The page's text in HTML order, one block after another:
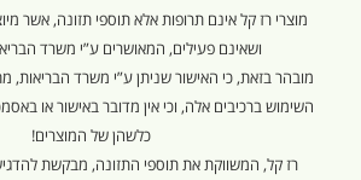
מוצרי רז קל אינם תרופות אלא תוספי תזונה, אשר
ושאינם פעילים, המאושרים ע”י משרד
מובהר בזאת, כי האישור שניתן ע”י משרד הבריאות,
השימוש ברכיבים אלה, וכי אין מדובר באישור או
כלשהן של המוצרים!
רז קל, המשווקת את תוספי התזונה, מבקשת